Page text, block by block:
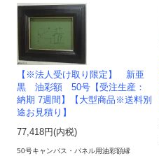
【※法人受け取り限定】 新亜
黒 油彩額 50号【受注生産：
納期 7週間】【大型商品※送料別
途お見積り】
77,418円(内税)
50号キャンバス・パネル用油彩額縁